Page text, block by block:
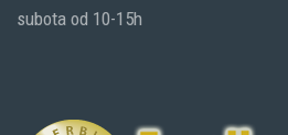
subota od 10-15h